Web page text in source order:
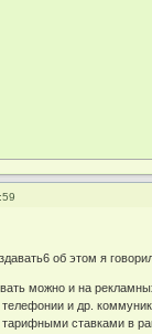
об этом я
можно и на
и др.
ставками в